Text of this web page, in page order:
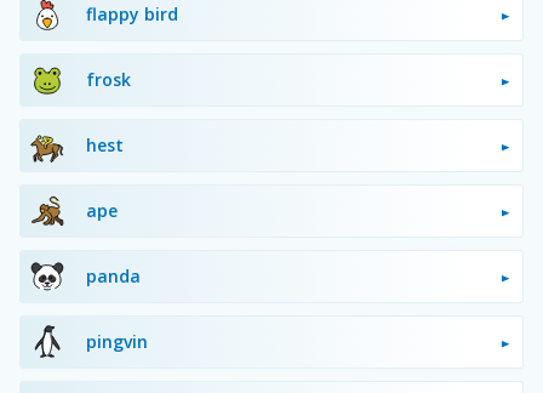
flappy bird
frosk
hest
ape
panda
pingvin